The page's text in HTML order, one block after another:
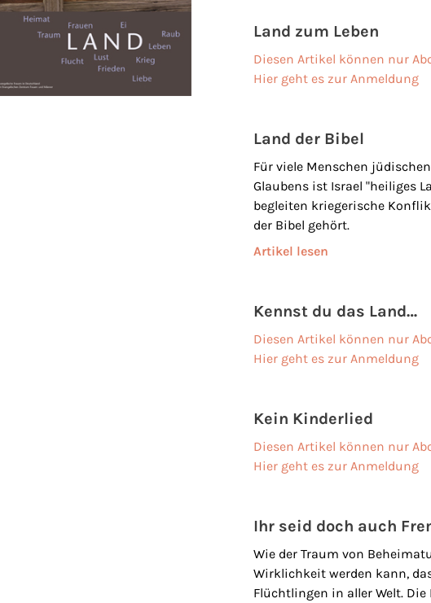
Land zum Leben
Diesen Artikel können nur
Hier geht es zur Anmeldung
Land der Bibel
Für viele Menschen
Glaubens ist Israel "heiliges
begleiten kriegerische
der Bibel gehört.
Artikel lesen
Kennst du das Land…
Diesen Artikel können nur
Hier geht es zur Anmeldung
Kein Kinderlied
Diesen Artikel können nur
Hier geht es zur Anmeldung
Ihr seid doch auch
Wie der Traum von
Wirklichkeit werden kann,
Flüchtlingen in aller Welt.